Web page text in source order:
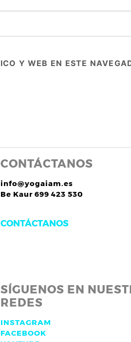
Y WEB EN ESTE
CONTÁCTANOS
info@yogaiam.es
Be Kaur 699 423 530
CONTÁCTANOS
SÍGUENOS EN
REDES
INSTAGRAM
FACEBOOK